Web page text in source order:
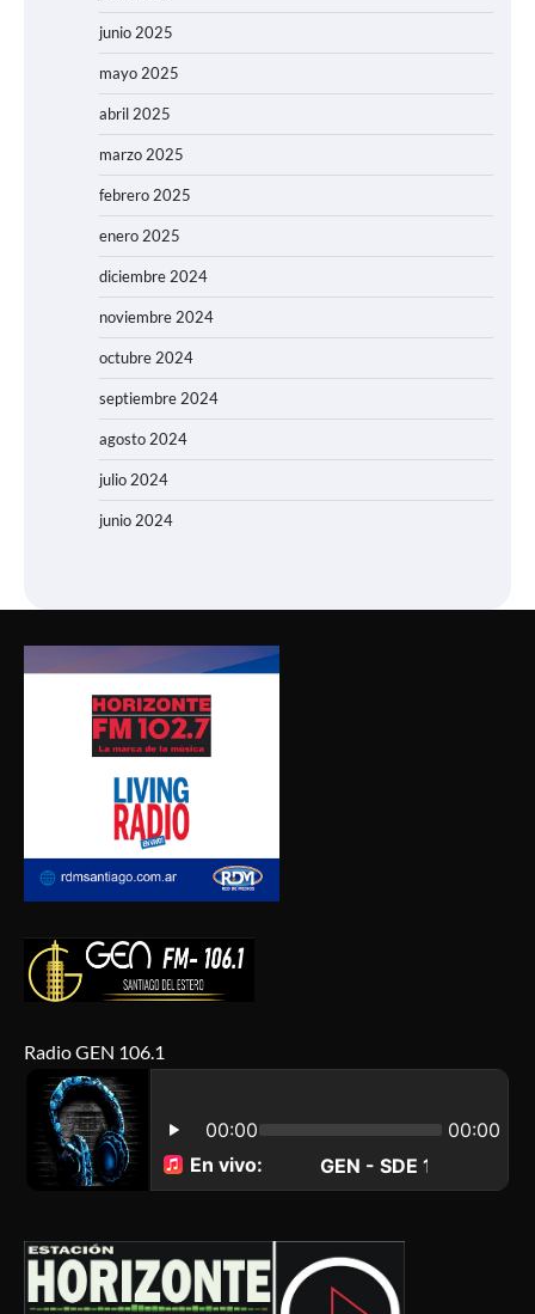
junio 2025
mayo 2025
abril 2025
marzo 2025
febrero 2025
enero 2025
diciembre 2024
noviembre 2024
octubre 2024
septiembre 2024
agosto 2024
julio 2024
junio 2024
Radio GEN 106.1